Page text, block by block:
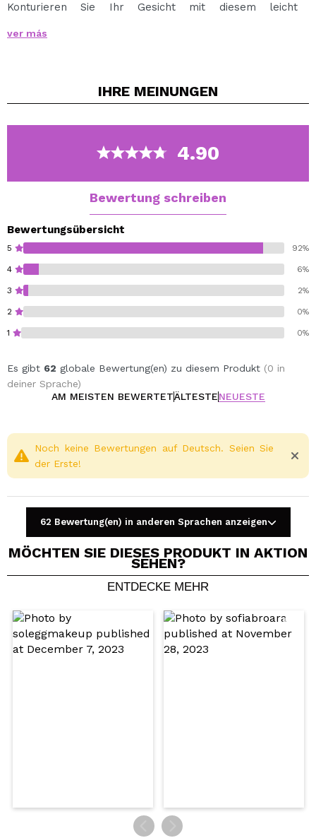
Konturieren Sie Ihr Gesicht mit diesem leicht
mit glatter Textur für einen sonnengeküssten,
Bronzer auch in jede Tasche.
ver más
IHRE MEINUNGEN
4.90
Bewertung schreiben
Bewertungsübersicht
5 92%
4 6%
3 2%
2 0%
1 0%
Es gibt 62 globale Bewertung(en) zu diesem Produkt (0 in
deiner Sprache)
AM MEISTEN BEWERTETÄLTESTENEUESTE
Ein Video oder Foto teilen
Dein Video könnte das erste sein. Stell es dir vor...
Würden Sie diesen Kauf empfehlen?
Noch keine Bewertungen auf Deutsch. Seien Sie
der Erste!
62 Bewertung(en) in anderen Sprachen anzeigen
MÖCHTEN SIE DIESES PRODUKT IN AKTION
SEHEN?
ENTDECKE MEHR